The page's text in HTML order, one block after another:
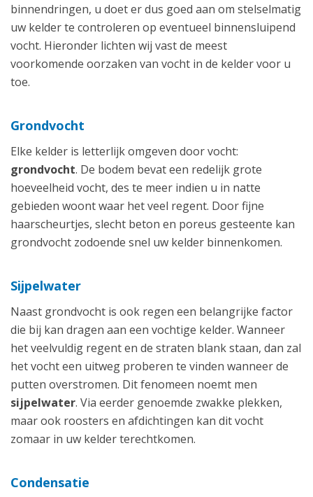
binnendringen, u doet er dus goed aan om stelselmatig
uw kelder te controleren op eventueel binnensluipend
vocht. Hieronder lichten wij vast de meest
voorkomende oorzaken van vocht in de kelder voor u
toe.
Grondvocht
Elke kelder is letterlijk omgeven door vocht:
grondvocht. De bodem bevat een redelijk grote
hoeveelheid vocht, des te meer indien u in natte
gebieden woont waar het veel regent. Door fijne
haarscheurtjes, slecht beton en poreus gesteente kan
grondvocht zodoende snel uw kelder binnenkomen.
Sijpelwater
Naast grondvocht is ook regen een belangrijke factor
die bij kan dragen aan een vochtige kelder. Wanneer
het veelvuldig regent en de straten blank staan, dan zal
het vocht een uitweg proberen te vinden wanneer de
putten overstromen. Dit fenomeen noemt men
sijpelwater. Via eerder genoemde zwakke plekken,
maar ook roosters en afdichtingen kan dit vocht
zomaar in uw kelder terechtkomen.
Condensatie